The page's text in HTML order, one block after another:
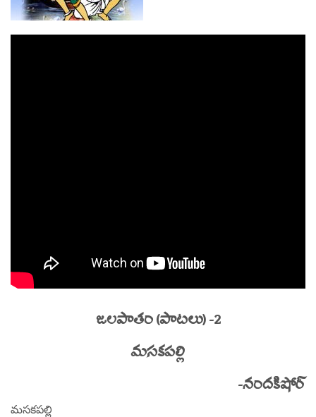
జలపాతం (పాటలు) -2
మసకపల్లి
-నందకిషోర్
మసకపల్లి